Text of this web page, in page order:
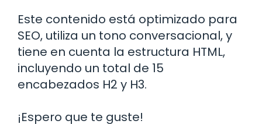
Este contenido está optimizado para
SEO, utiliza un tono conversacional, y
tiene en cuenta la estructura HTML,
incluyendo un total de 15
encabezados H2 y H3.
¡Espero que te guste!